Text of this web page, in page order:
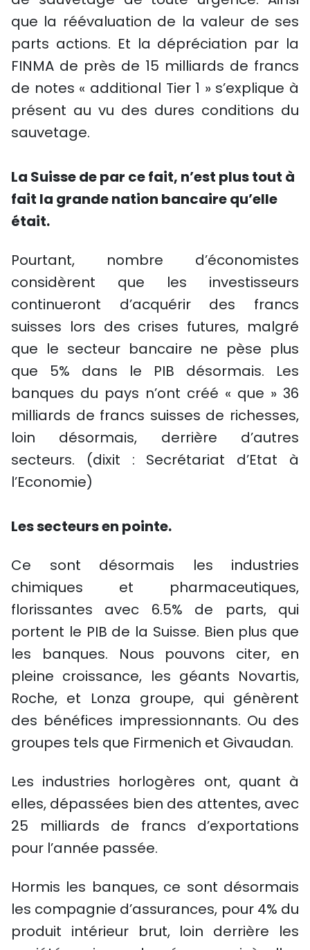
que la réévaluation de la valeur de ses
parts actions. Et la dépréciation par la
FINMA de près de 15 milliards de francs
de notes « additional Tier 1 » s’explique à
présent au vu des dures conditions du
sauvetage.
La Suisse de par ce fait, n’est plus tout à
fait la grande nation bancaire qu’elle
était.
Pourtant, nombre d’économistes
considèrent que les investisseurs
continueront d’acquérir des francs
suisses lors des crises futures, malgré
que le secteur bancaire ne pèse plus
que 5% dans le PIB désormais. Les
banques du pays n’ont créé « que » 36
milliards de francs suisses de richesses,
loin désormais, derrière d’autres
secteurs. (dixit : Secrétariat d’Etat à
l’Economie)
Les secteurs en pointe.
Ce sont désormais les industries
chimiques et pharmaceutiques,
florissantes avec 6.5% de parts, qui
portent le PIB de la Suisse. Bien plus que
les banques. Nous pouvons citer, en
pleine croissance, les géants Novartis,
Roche, et Lonza groupe, qui génèrent
des bénéfices impressionnants. Ou des
groupes tels que Firmenich et Givaudan.
Les industries horlogères ont, quant à
elles, dépassées bien des attentes, avec
25 milliards de francs d’exportations
pour l’année passée.
Hormis les banques, ce sont désormais
les compagnie d’assurances, pour 4% du
produit intérieur brut, loin derrière les